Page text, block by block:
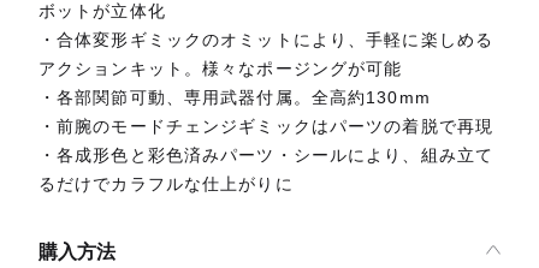
ボットが立体化
・合体変形ギミックのオミットにより、手軽に楽しめる
アクションキット。様々なポージングが可能
・各部関節可動、専用武器付属。全高約130mm
・前腕のモードチェンジギミックはパーツの着脱で再現
・各成形色と彩色済みパーツ・シールにより、組み立て
るだけでカラフルな仕上がりに
購入方法